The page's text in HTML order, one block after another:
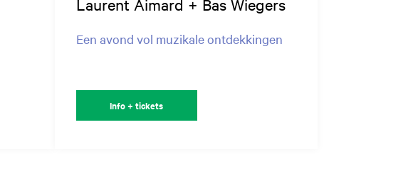
Laurent Aimard + Bas Wiegers
Een avond vol muzikale ontdekkingen
Info + tickets